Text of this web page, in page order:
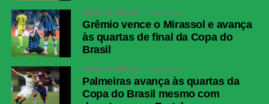
COPA DO BRASIL 2 dias atrás
Grêmio vence o Mirassol e avança
às quartas de final da Copa do
Brasil
COPA DO BRASIL 2 dias atrás
Palmeiras avança às quartas da
Copa do Brasil mesmo com